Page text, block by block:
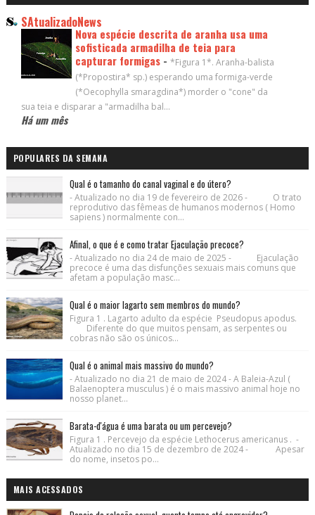
SAtualizadoNews
Nova espécie descrita de aranha usa uma
sofisticada armadilha de teia para
capturar formigas - *Figura 1*. Aranha-balista
(*Propostira* sp.) esperando uma formiga-verde
(*Oecophylla smaragdina*) morder o "cone" da
sua teia e disparar a "armadilha bal...
Há um mês
POPULARES DA SEMANA
Qual é o tamanho do canal vaginal e do útero?
- Atualizado no dia 19 de fevereiro de 2026 - O trato
reprodutivo das fêmeas de humanos modernos ( Homo
sapiens ) normalmente con...
Afinal, o que é e como tratar Ejaculação precoce?
- Atualizado no dia 24 de maio de 2025 - Ejaculação
precoce é uma das disfunções sexuais mais comuns que
afetam a população masc...
Qual é o maior lagarto sem membros do mundo?
Figura 1 . Lagarto adulto da espécie Pseudopus apodus.
Diferente do que muitos pensam, as serpentes ou
cobras não são os únicos...
Qual é o animal mais massivo do mundo?
- Atualizado no dia 21 de maio de 2024 - A Baleia-Azul (
Balaenoptera musculus ) é o mais massivo animal hoje no
nosso planet...
Barata-d'água é uma barata ou um percevejo?
Figura 1 . Percevejo da espécie Lethocerus americanus . -
Atualizado no dia 15 de dezembro de 2024 - Apesar
do nome, insetos po...
MAIS ACESSADOS